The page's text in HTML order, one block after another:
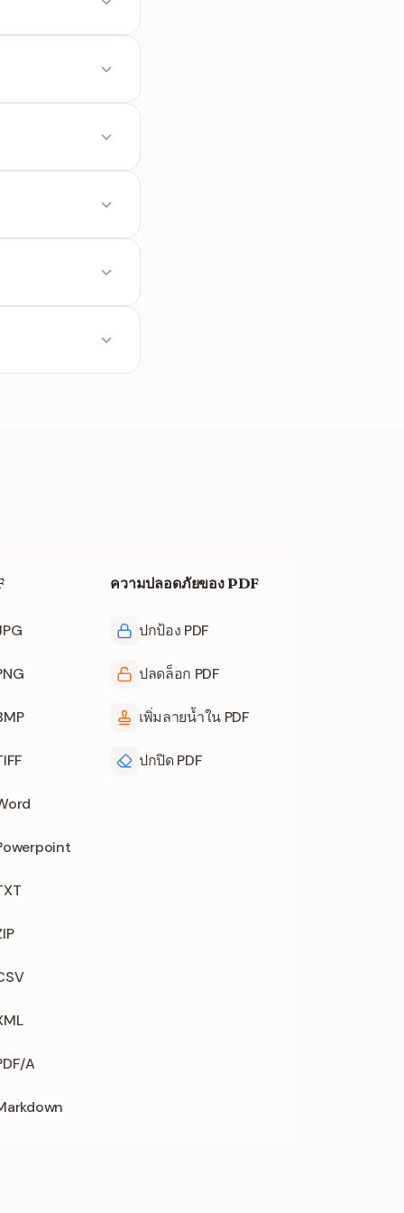
A
ความปลอดภัยของ PDF
ปกป้อง PDF
ปลดล็อก PDF
เพิ่มลายน้ำใน PDF
ปกปิด PDF